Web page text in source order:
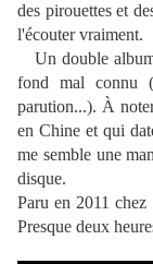
des pirouettes et
l'écouter vraiment.
Un double
fond mal connu
parution...). À
en Chine et qui
me semble une
disque.
Paru en 2011 chez
Presque deux